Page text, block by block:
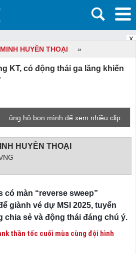
X
HUYỀN THOẠI »
KT, có động thái ga lăng khiến
ủng hộ bọn mình để xem nhiều clip
HUYỀN THOẠI
có màn “reverse sweep”
giành vé dự MSI 2025, tuyển
chia sẻ và động thái đáng chú ý.
thần tốc cuối mùa cùng đội hình